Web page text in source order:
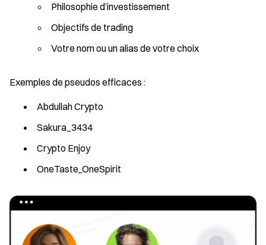
Philosophie d’investissement
Objectifs de trading
Votre nom ou un alias de votre choix
Exemples de pseudos efficaces :
Abdullah Crypto
Sakura_3434
Crypto Enjoy
OneTaste_OneSpirit